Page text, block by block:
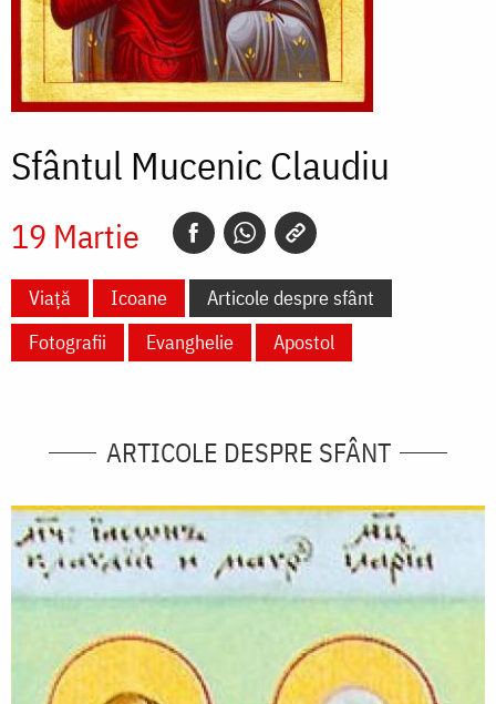
Sfântul Mucenic Claudiu
19 Martie
Viață Icoane
Articole despre sfânt
Fotografii
Evanghelie Apostol
ARTICOLE DESPRE SFÂNT